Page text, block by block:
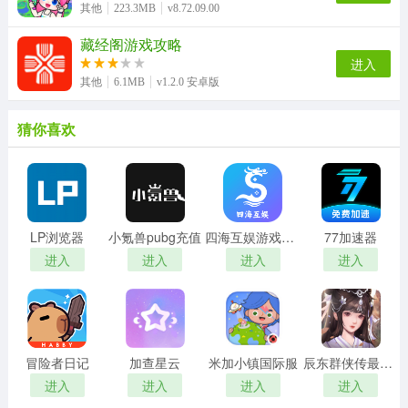
其他 223.3MB v8.72.09.00
藏经阁游戏攻略
其他 6.1MB v1.2.0 安卓版
进入
猜你喜欢
LP浏览器
进入
小氪兽pubg充值
进入
四海互娱游戏平台
进入
77加速器
进入
冒险者日记
进入
加查星云
进入
米加小镇国际服
进入
辰东群侠传最新版
进入